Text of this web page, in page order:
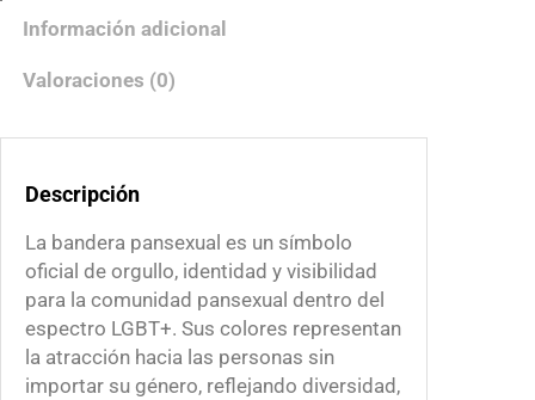
s
Información adicional
Valoraciones (0)
Descripción
La bandera pansexual es un símbolo
oficial de orgullo, identidad y visibilidad
para la comunidad pansexual dentro del
espectro LGBT+. Sus colores representan
la atracción hacia las personas sin
importar su género, reflejando diversidad,